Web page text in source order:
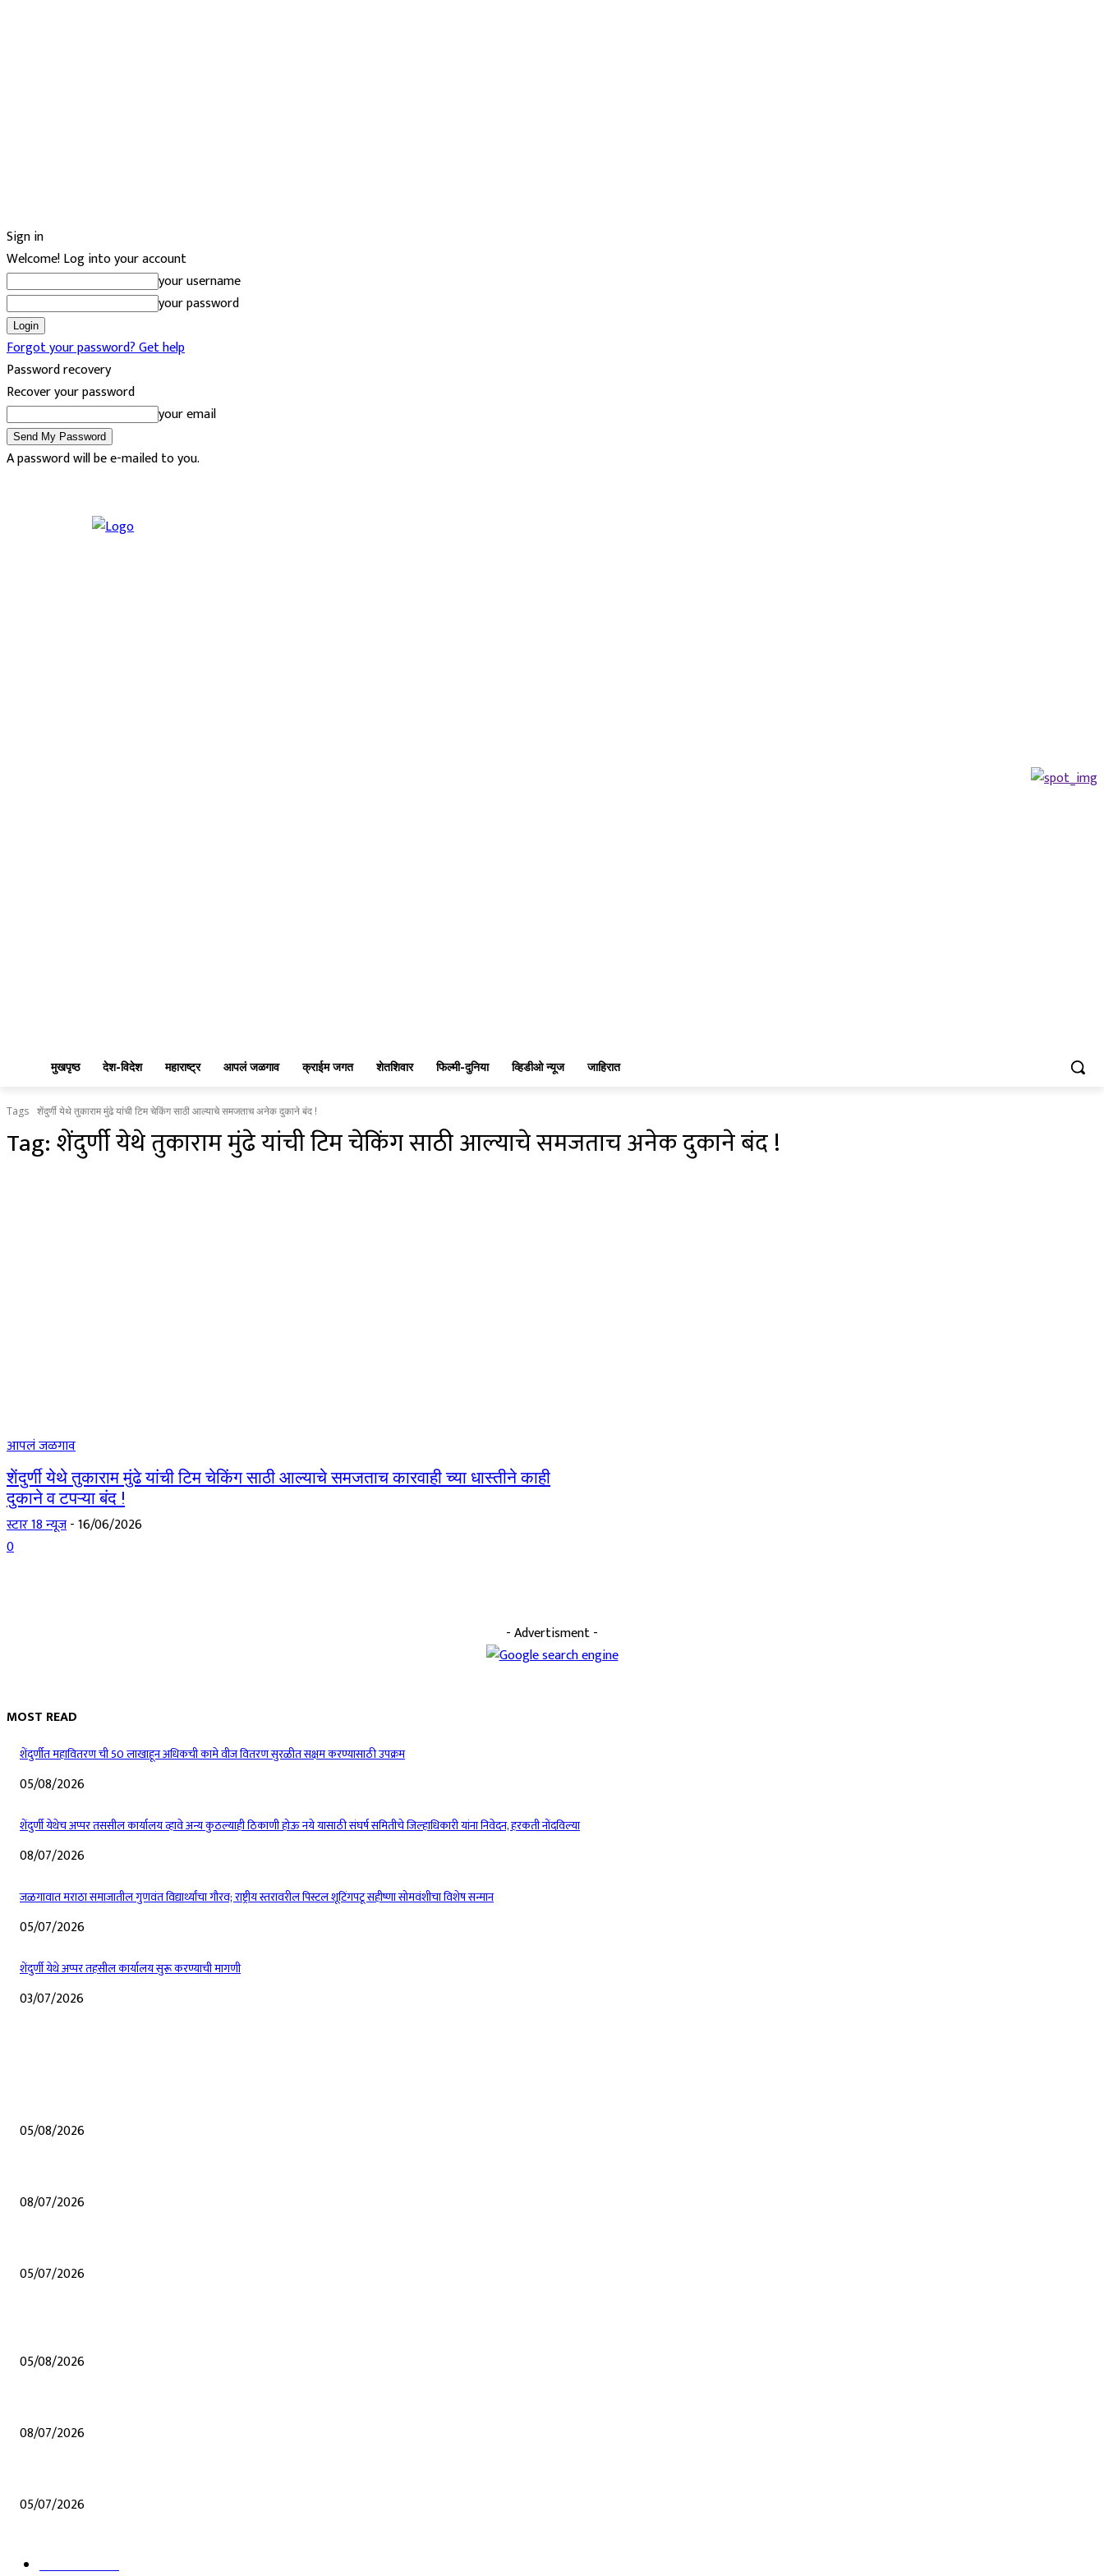
Sign in
Welcome! Log into your account
your username
your password
Forgot your password? Get help
Password recovery
Recover your password
your email
A password will be e-mailed to you.
मुखपृष्ठ देश-विदेश महाराष्ट्र आपलं जळगाव क्राईम जगत शेतशिवार फिल्मी-दुनिया व्हिडीओ न्यूज जाहिरात
Tags शेंदुर्णी येथे तुकाराम मुंढे यांची टिम चेकिंग साठी आल्याचे समजताच अनेक दुकाने बंद !
Tag:शेंदुर्णी येथे तुकाराम मुंढे यांची टिम चेकिंग साठी आल्याचे समजताच अनेक दुकाने बंद !
आपलं जळगाव
शेंदुर्णी येथे तुकाराम मुंढे यांची टिम चेकिंग साठी आल्याचे समजताच कारवाही च्या धास्तीने काही
दुकाने व टपऱ्या बंद !
स्टार 18 न्यूज-16/06/2026
0
- Advertisment -
MOST READ
शेंदुर्णीत महावितरण ची 50 लाखाहून अधिकची कामे वीज वितरण सुरळीत सक्षम करण्यासाठी उपक्रम
05/08/2026
शेंदुर्णी येथेच अप्पर तससील कार्यालय व्हावे अन्य कुठल्याही ठिकाणी होऊ नये यासाठी संघर्ष समितीचे जिल्हाधिकारी यांना निवेदन, हरकती नोंदविल्या
08/07/2026
जळगावात मराठा समाजातील गुणवंत विद्यार्थ्यांचा गौरव; राष्ट्रीय स्तरावरील पिस्टल शूटिंगपटू सहीष्णा सोमवंशीचा विशेष सन्मान
05/07/2026
शेंदुर्णी येथे अप्पर तहसील कार्यालय सुरू करण्याची मागणी
03/07/2026
05/08/2026
08/07/2026
05/07/2026
05/08/2026
08/07/2026
05/07/2026
ताज्या घडामोडी12